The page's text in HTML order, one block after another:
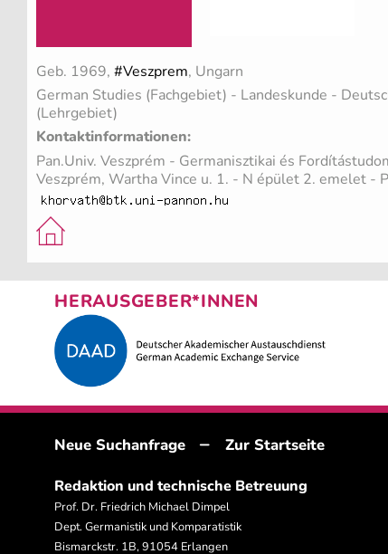
Geb. 1969, #Veszprem, Ungarn
German Studies (Fachgebiet) - Landeskunde -
(Lehrgebiet)
Kontaktinformationen:
Pan.Univ. Veszprém - Germanisztikai és
Veszprém, Wartha Vince u. 1. - N épület 2. emelet -
HERAUSGEBER*INNEN
Neue Suchanfrage – Zur Startseite
Redaktion und technische Betreuung
Prof. Dr. Friedrich Michael Dimpel
Dept. Germanistik und Komparatistik
Bismarckstr. 1B, 91054 Erlangen